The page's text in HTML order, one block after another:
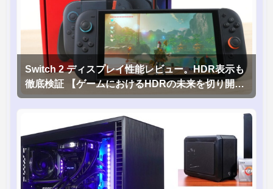
Switch 2 ディスプレイ性能レビュー。HDR表示も
徹底検証 【ゲームにおけるHDRの未来を切り開く
1台！】